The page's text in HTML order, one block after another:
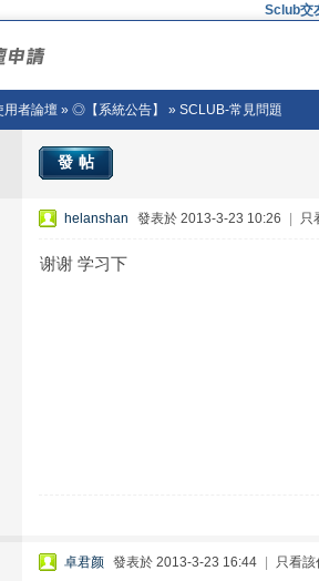
Sclub交
用者論壇» ◎【系統公告】 » SCLUB-常見問題
發帖
helanshan 發表於 2013-3-23 10:26 只
谢谢 学习下
卓君颜 發表於 2013-3-23 16:44 只看該